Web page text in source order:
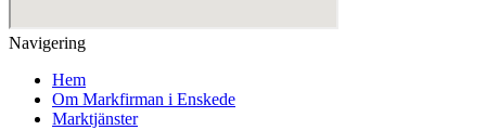
Navigering
Hem
Om Markfirman i Enskede
Marktjänster